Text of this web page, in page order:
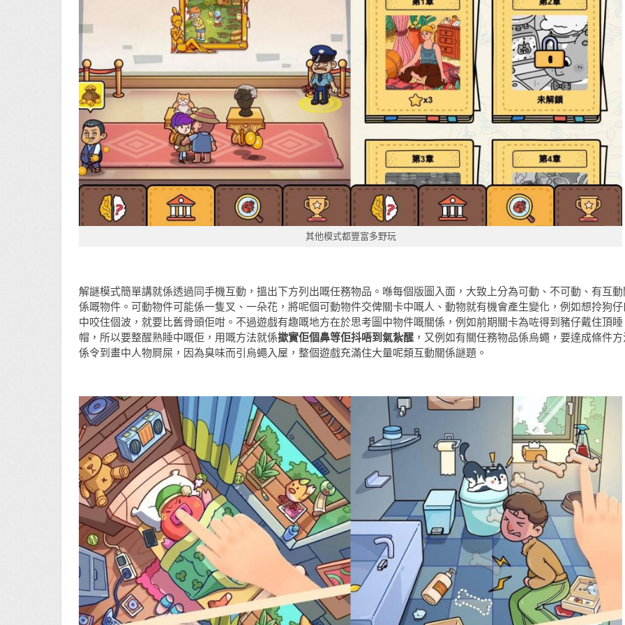
其他模式都豐富多野玩
解謎模式簡單講就係透過同手機互動，搵出下方列出嘅任務物品。喺每個版圖入面，大致上分為可動、不可動、有互
係嘅物件。可動物件可能係一隻叉、一朵花，將呢個可動物件交俾關卡中嘅人、動物就有機會產生變化，例如想拎狗
中咬住個波，就要比舊骨頭佢咁。不過遊戲有趣嘅地方在於思考圖中物件嘅關係，例如前期關卡為咗得到豬仔戴住頂睡
帽，所以要整醒熟睡中嘅佢，用嘅方法就係撳實佢個鼻等佢抖唔到氣紮醒 ，又例如有關任務物品係烏蠅，要達成條件
係令到畫中人物屙屎，因為臭味而引烏蠅入屋，整個遊戲充滿住大量呢類互動關係謎題。